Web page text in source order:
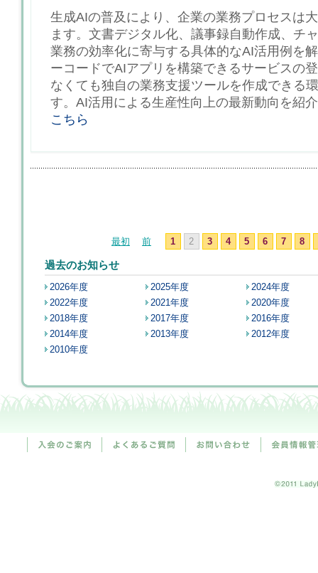
生成AIの普及により、企業の業務プロセスは
ます。文書デジタル化、議事録自動作成、チ
業務の効率化に寄与する具体的なAI活用例を
ーコードでAIアプリを構築できるサービスの
なくても独自の業務支援ツールを作成できる
す。AI活用による生産性向上の最新動向を紹
こちら
最初 前 1 2 3 4 5 6 7 8
過去のお知らせ
2026年度 2025年度
2024年度
2022年度
2021年度
2020年度
2018年度
2017年度
2016年度
2014年度
2013年度
2012年度
2010年度